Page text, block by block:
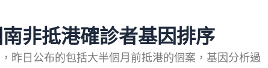
非抵港確診者基因排序
昨日公布的包括大半個月前抵港的個案，基因分析過